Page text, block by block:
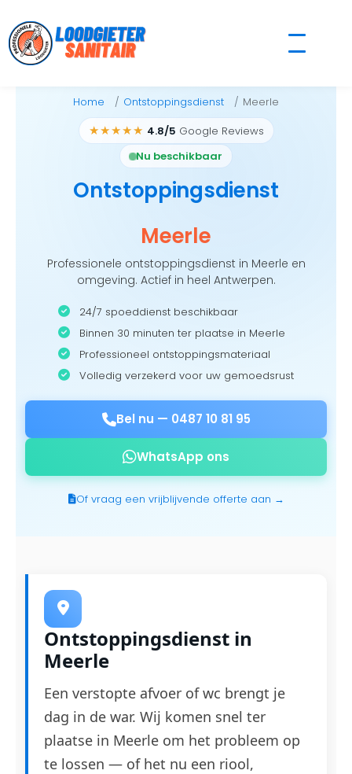
to
content
Home Ontstoppingsdienst Meerle
★★★★★ 4.8/5 Google Reviews
Nu beschikbaar
Ontstoppingsdienst
Meerle
Professionele ontstoppingsdienst in Meerle en
omgeving. Actief in heel Antwerpen.
24/7 spoeddienst beschikbaar
Binnen 30 minuten ter plaatse in Meerle
Professioneel ontstoppingsmateriaal
Volledig verzekerd voor uw gemoedsrust
Bel nu — 0487 10 81 95
WhatsApp ons
Of vraag een vrijblijvende offerte aan →
Ontstoppingsdienst in
Meerle
Een verstopte afvoer of wc brengt je
dag in de war. Wij komen snel ter
plaatse in Meerle om het probleem op
te lossen — of het nu een riool,